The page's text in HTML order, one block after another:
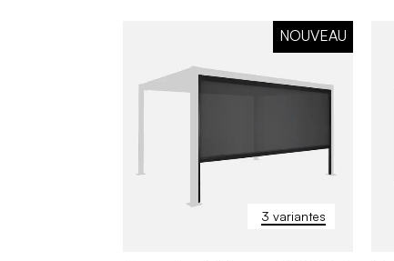
3 variantes
NOUVEAU